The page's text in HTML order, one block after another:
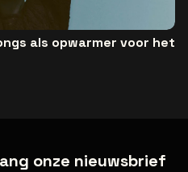
als opwarmer voor het
onze nieuwsbrief